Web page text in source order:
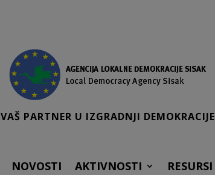
VAŠ PARTNER U IZGRADNJI DEMOKRACIJE
NOVOSTI AKTIVNOSTI RESURSI